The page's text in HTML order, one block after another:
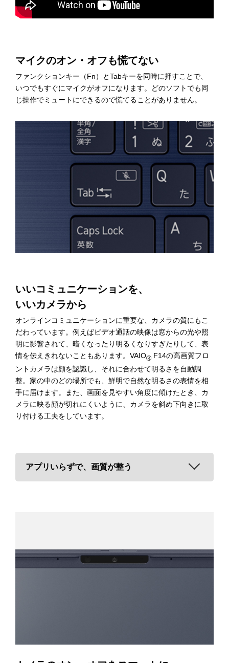
マイクのオン・オフも慌てない
ファンクションキー（Fn）とTabキーを同時に押すことで、
いつでもすぐにマイクがオフになります。どのソフトでも同
じ操作でミュートにできるので慌てることがありません。
いいコミュニケーションを、
いいカメラから
オンラインコミュニケーションに重要な、カメラの質にもこ
だわっています。例えばビデオ通話の映像は窓からの光や照
明に影響されて、暗くなったり明るくなりすぎたりして、表
情を伝えきれないこともあります。VAIO® F14の高画質フロ
ントカメラは顔を認識し、それに合わせて明るさを自動調
整。家の中のどの場所でも、鮮明で自然な明るさの表情を相
手に届けます。また、画面を見やすい角度に傾けたとき、カ
メラに映る顔が切れにくいように、カメラを斜め下向きに取
り付ける工夫をしています。
アプリいらずで、画質が整う